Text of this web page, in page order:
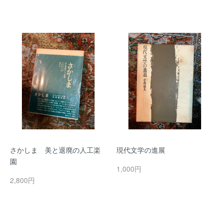
さかしま 美と退廃の人工楽
園
2,800円
現代文学の進展
1,000円